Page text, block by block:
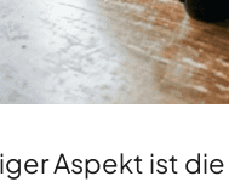
Aspekt ist